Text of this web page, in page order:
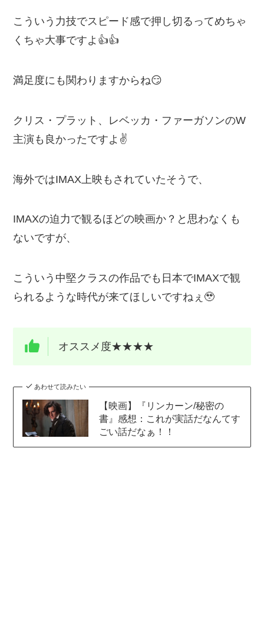
こういう力技でスピード感で押し切るってめちゃ
くちゃ大事ですよ👍👍
満足度にも関わりますからね😏
クリス・プラット、レベッカ・ファーガソンのW
主演も良かったですよ✌️
海外ではIMAX上映もされていたそうで、
IMAXの迫力で観るほどの映画か？と思わなくも
ないですが、
こういう中堅クラスの作品でも日本でIMAXで観
られるような時代が来てほしいですねぇ🥹
オススメ度★★★★
あわせて読みたい
【映画】『リンカーン/秘密の
書』感想：これが実話だなんてす
ごい話だなぁ！！